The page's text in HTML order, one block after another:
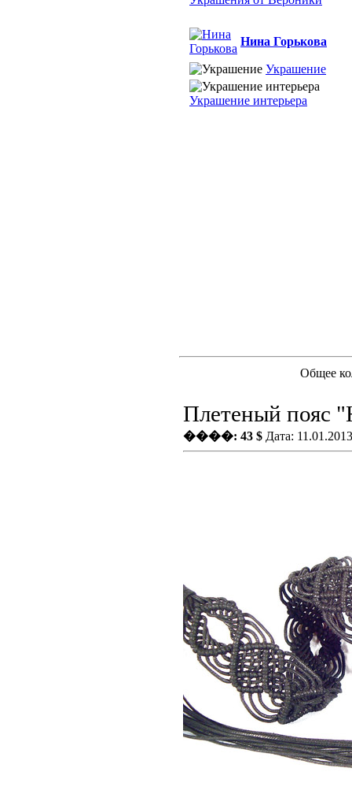
Нина Горькова
Украшение
Украшение интерьера
Общее
Плетеный пояс
����: 43 $ Дата: